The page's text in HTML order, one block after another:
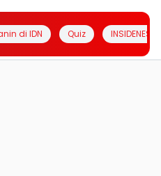
di IDN Quiz INSIDENESIA